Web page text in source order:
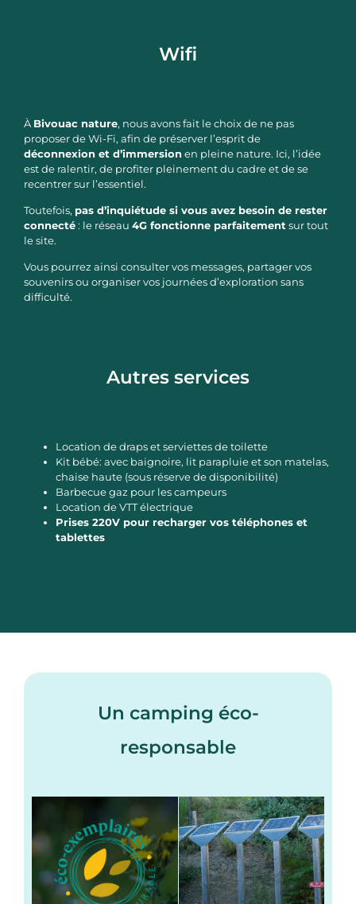
Wifi
À Bivouac nature, nous avons fait le choix de ne pas
proposer de Wi-Fi, afin de préserver l’esprit de
déconnexion et d’immersion en pleine nature. Ici, l’idée
est de ralentir, de profiter pleinement du cadre et de se
recentrer sur l’essentiel.
Toutefois, pas d’inquiétude si vous avez besoin de rester
connecté: le réseau 4G fonctionne parfaitement sur tout
le site.
Vous pourrez ainsi consulter vos messages, partager vos
souvenirs ou organiser vos journées d’exploration sans
difficulté.
Autres services
Location de draps et serviettes de toilette
Kit bébé: avec baignoire, lit parapluie et son matelas,
chaise haute (sous réserve de disponibilité)
Barbecue gaz pour les campeurs
Location de VTT électrique
Prises 220V pour recharger vos téléphones et
tablettes
Un camping éco-
responsable